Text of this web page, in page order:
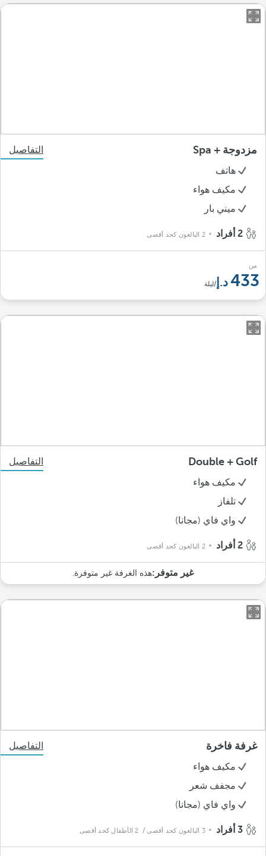
مزدوجة + Spa
التفاصيل
هاتف
مكيف هواء
ميني بار
2 البالغون كحد أقصى
من
433 /ليلة
Double + Golf
التفاصيل
مكيف هواء
تلفاز
واي فاي (مجانا)
2 البالغون كحد أقصى
غير متوفر:هذه الغرفة غير متوفرة.
غرفة فاخرة
التفاصيل
مكيف هواء
مجفف شعر
واي فاي (مجانا)
3 البالغون كحد أقصى / 2 الأطفال كحد أقصى